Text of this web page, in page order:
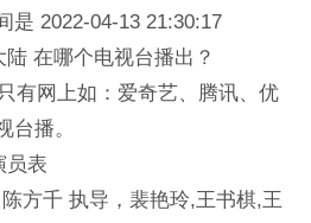
是 2022-04-13 21:30:17
陆 在哪个电视台播出？
有网上如：爱奇艺、腾讯、优
台播。
员表
方千 执导，裴艳玲,王书棋,王